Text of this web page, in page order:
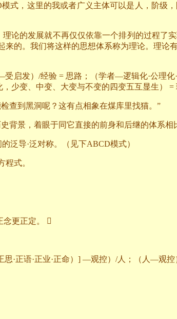
模式，这里的我或者广义主体可以是人，阶级
论的发展就不再仅仅依靠一个排列的过程了
的。我们将这样的思想体系称为理论。理论
启发） /经验 = 思路；（学者—逻辑化·公理化·
少变、中变、大变与不变的四变五互显生） =
查到黑洞呢？这有点相象在煤库里找猫。”
背景，着眼于同它直接的前身和后继的体系
泛导·泛对称。（见下ABCD模式）
式。
更正定。 
思·正语·正业·正命） ] —观控） /人；（人—观控